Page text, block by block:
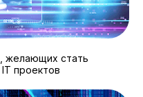
желающих стать
проектов